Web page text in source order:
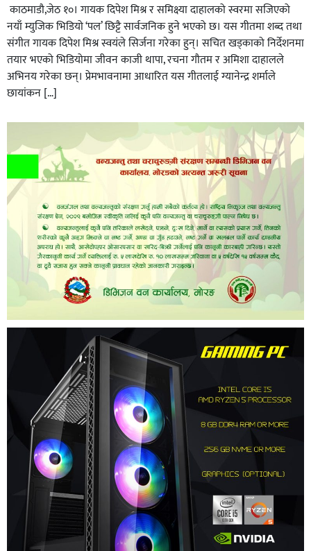
काठमाडौ,जेठ १०। गायक दिपेश मिश्र र समिक्ष्या दाहालको स्वरमा सजिएको
नयाँ म्युजिक भिडियो ‘पल’ छिट्टै सार्वजनिक हुने भएको छ। यस गीतमा शब्द तथा
संगीत गायक दिपेश मिश्र स्वयंले सिर्जना गरेका हुन्। सचित खड्काको निर्देशनमा
तयार भएको भिडियोमा जीवन काजी थापा, रचना गौतम र अमिशा दाहालले
अभिनय गरेका छन्। प्रेमभावनामा आधारित यस गीतलाई ग्यानेन्द्र शर्माले
छायांकन […]